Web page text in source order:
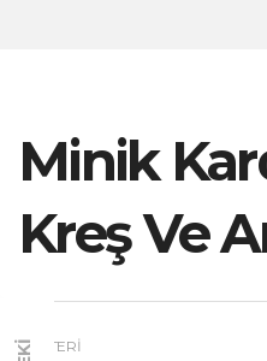
Minik
Kreş Ve
MÜŞTERI